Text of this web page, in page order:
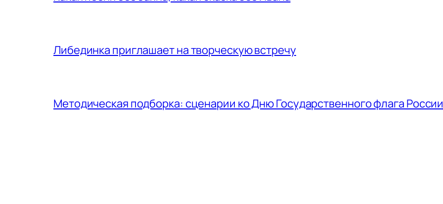
Либединка приглашает на творческую встречу
Методическая подборка: сценарии ко Дню Государственного флага России